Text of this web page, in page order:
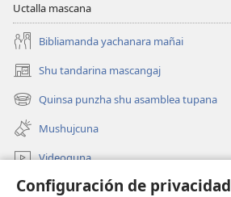
Configuración de privacidad
Uctalla mascana
Bibliamanda yachanara mañai
Shu tandarina mascangaj
(abre
una
nueva
ventana)
Quinsa punzha shu asamblea tupana
(abre
una
nueva
ventana)
Mushujcuna
Videoguna
jw.org Internetpi mascana